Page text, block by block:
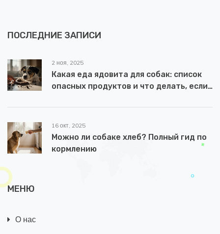
ПОСЛЕДНИЕ ЗАПИСИ
2 ноя, 2025
Какая еда ядовита для собак: список
опасных продуктов и что делать, если
16 окт, 2025
Можно ли собаке хлеб? Полный гид по
кормлению
МЕНЮ
О нас